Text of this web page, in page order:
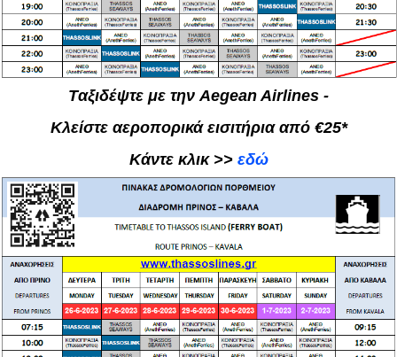
Tαξιδέψτε με την Aegean Airlines -
Κλείστε αεροπορικά εισιτήρια από €25*
Κάντε κλικ >> εδώ